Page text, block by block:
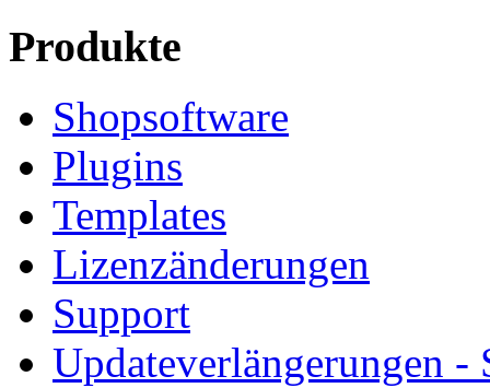
Produkte
Shopsoftware
Plugins
Templates
Lizenzänderungen
Support
Updateverlängerungen -